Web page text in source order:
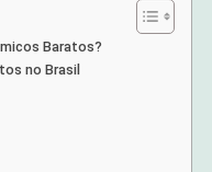
Baratos?
no Brasil